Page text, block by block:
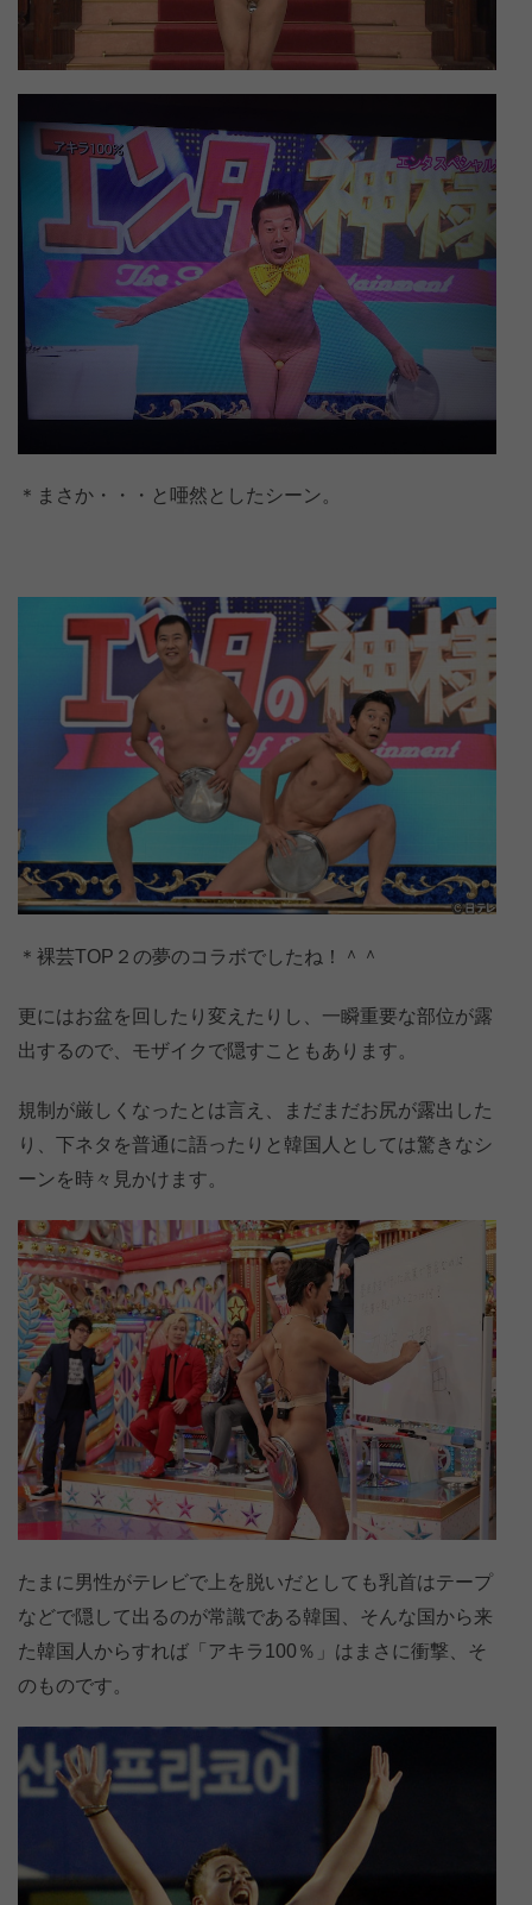
＊まさか・・・と唖然としたシーン。
＊裸芸TOP２の夢のコラボでしたね！＾＾
更にはお盆を回したり変えたりし、一瞬重要な部位が露
出するので、モザイクで隠すこともあります。
規制が厳しくなったとは言え、まだまだお尻が露出した
り、下ネタを普通に語ったりと韓国人としては驚きなシ
ーンを時々見かけます。
たまに男性がテレビで上を脱いだとしても乳首はテープ
などで隠して出るのが常識である韓国、そんな国から来
た韓国人からすれば「アキラ100％」はまさに衝撃、そ
のものです。